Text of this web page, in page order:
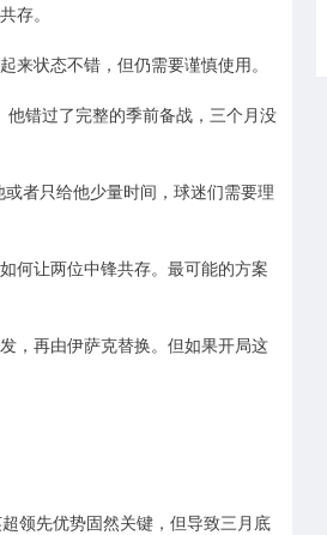
存。
状态不错，但仍需要谨慎使用。
错过了完整的季前备战，三个月没
者只给他少量时间，球迷们需要理
何让两位中锋共存。最可能的方案
，再由伊萨克替换。但如果开局这
领先优势固然关键，但导致三月底